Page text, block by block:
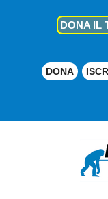
DONA IL
DONA